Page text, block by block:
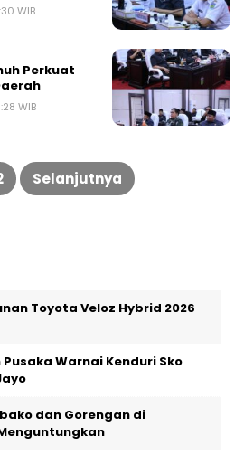
WIB
Perkuat
WIB
Selanjutnya
Toyota Veloz Hybrid 2026
Warnai Kenduri Sko
dan Gorengan di